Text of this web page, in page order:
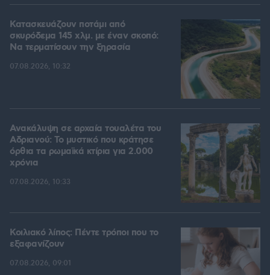
Κατασκευάζουν ποτάμι από
σκυρόδεμα 145 χλμ. με έναν σκοπό:
Να τερματίσουν την ξηρασία
07.08.2026, 10:32
Ανακάλυψη σε αρχαία τουαλέτα του
Αδριανού: Το μυστικό που κράτησε
όρθια τα ρωμαϊκά κτίρια για 2.000
χρόνια
07.08.2026, 10:33
Κοιλιακό λίπος: Πέντε τρόποι που το
εξαφανίζουν
07.08.2026, 09:01